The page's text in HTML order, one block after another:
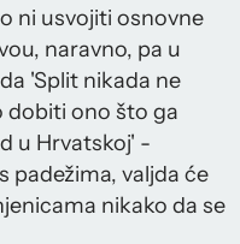
ni usvojiti osnovne
naravno, pa u
'Split nikada ne
dobiti ono što ga
u Hrvatskoj' -
padežima, valjda će
nikako da se